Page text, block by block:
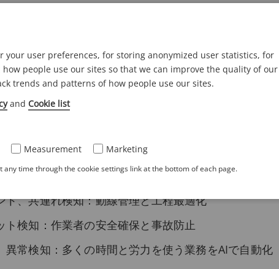
配信によるリアルタイム監視
つ柔軟で直観的な監視体制を実現
える映像・音声ソリューション】
＞
：構内の異常を即時把握
ト、共連れ検知：動線管理と工程最適化
ト検知：作業者の安全確保と事故防止
異常検知：多くの時間と労力を使う業務をAIで自動化
your user preferences, for storing anonymized user statistics, for
people use our sites so that we can improve the quality of our
trends and patterns of how people use our sites.
and Cookie list
Measurement Marketing
any time through the cookie settings link at the bottom of each page.